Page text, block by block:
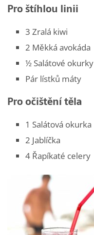
Pro štíhlou linii
3 Zralá kiwi
2 Měkká avokáda
½ Salátové okurky
Pár lístků máty
Pro očištění těla
1 Salátová okurka
2 Jablíčka
4 Řapíkaté celery